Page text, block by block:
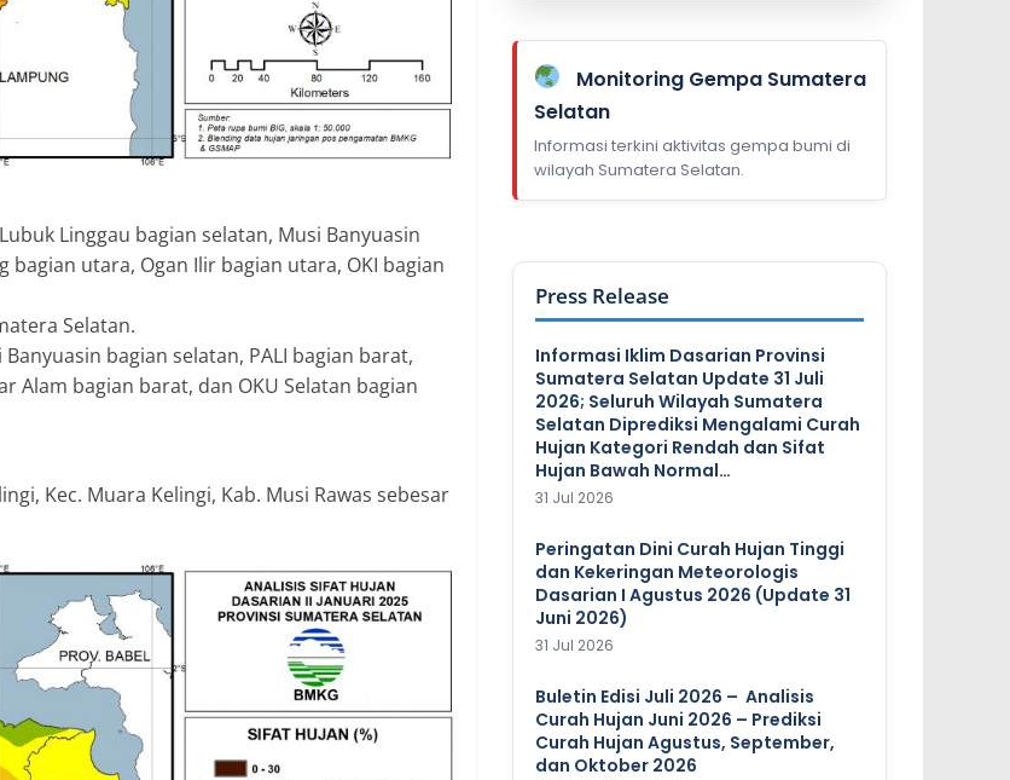
Linggau bagian selatan, Musi Banyuasin
utara, Ogan Ilir bagian utara, OKI bagian
Selatan.
bagian selatan, PALI bagian barat,
Alam bagian barat, dan OKU Selatan bagian
Kec. Muara Kelingi, Kab. Musi Rawas sebesar
Monitoring Gempa Sumatera
Selatan
Informasi terkini aktivitas gempa bumi di
wilayah Sumatera Selatan.
Press Release
Informasi Iklim Dasarian Provinsi
Sumatera Selatan Update 31 Juli
2026; Seluruh Wilayah Sumatera
Selatan Diprediksi Mengalami Curah
Hujan Kategori Rendah dan Sifat
Hujan Bawah Normal…
31 Jul 2026
Peringatan Dini Curah Hujan Tinggi
dan Kekeringan Meteorologis
Dasarian I Agustus 2026 (Update 31
Juni 2026)
31 Jul 2026
Buletin Edisi Juli 2026 – Analisis
Curah Hujan Juni 2026 – Prediksi
Curah Hujan Agustus, September,
dan Oktober 2026